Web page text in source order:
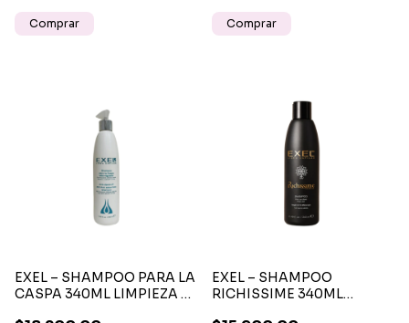
EXEL – SHAMPOO PARA LA
CASPA 340ML LIMPIEZA Y
EXEL – SHAMPOO
RICHISSIME 340ML